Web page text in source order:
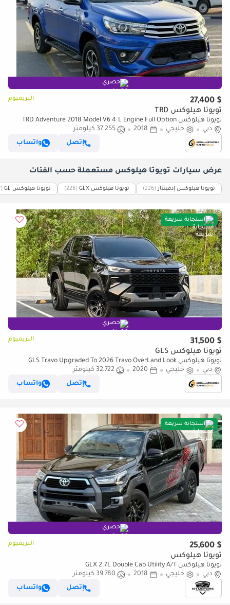
حصري
$ 27,400 البريميوم
تويوتا هيلوكس TRD
تويوتا هيلوكس TRD Adventure 2018 Model V6 4.L Engine Full Option
Very Clean Title
دبي خليجي 2018
37,255 كيلومتر
إتصل
واتساب
عرض سيارات تويوتا هيلوكس مستعملة حسب الفئات
تويوتا هيلوكس إدفينتار ‏(226) تويوتا هيلوكس GLX ‏(226) تويوتا هيلوكس GL ‏(187)
استجابة سريعة
حصري
$ 31,500 البريميوم
تويوتا هيلوكس GLS
تويوتا هيلوكس GLS Travo Upgraded To 2026 Travo OverLand Look
(للتصدير فقط)
دبي خليجي 2020
32,722 كيلومتر
إتصل
واتساب
استجابة سريعة
حصري
$ 25,600 البريميوم
تويوتا هيلوكس
تويوتا هيلوكس GLX 2.7L Double Cab Utility A/T
دبي
خليجي 2018
39,780 كيلومتر
إتصل
واتساب